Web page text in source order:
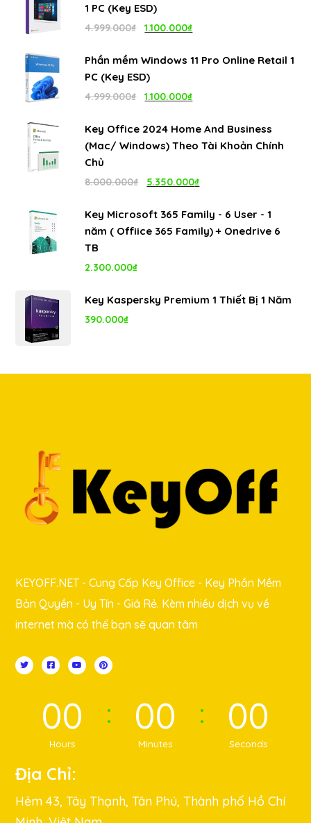
1 PC (Key ESD)
4.999.000₫
Giá
là:
1.100.000₫
tại
Phần mềm Windows 11 Pro Online Retail 1
PC (Key ESD)
4.999.000₫
Giá
là:
1.100.000₫
tại
1.100.000₫.
Key Office 2024 Home And Business
(Mac/ Windows) Theo Tài Khoản Chính
Chủ
8.000.000₫
Giá
là:
5.350.000₫
tại
Key Microsoft 365 Family - 6 User - 1
năm ( Offiice 365 Family) + Onedrive 6
TB
2.300.000₫
Key Kaspersky Premium 1 Thiết Bị 1 Năm
390.000₫
KEYOFF.NET - Cung Cấp Key Office - Key Phần Mềm
Bản Quyền - Uy Tín - Giá Rẻ. Kèm nhiều dịch vụ về
internet mà có thể bạn sẽ quan tâm
00
Hours
00
Minutes
00
Seconds
Địa Chỉ:
Hẻm 43, Tây Thạnh, Tân Phú, Thành phố Hồ Chí